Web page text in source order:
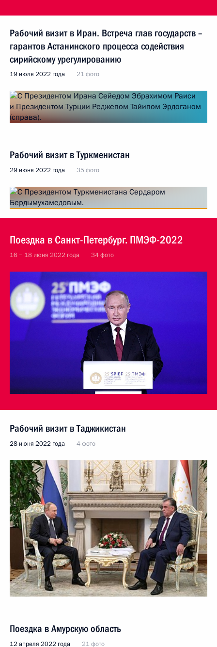
Рабочий визит в Иран. Встреча глав государств –
гарантов Астанинского процесса содействия
сирийскому урегулированию
19 июля 2022 года 21 фото
Рабочий визит в Туркменистан
29 июня 2022 года 35 фото
Поездка в Санкт-Петербург. ПМЭФ-2022
16 − 18 июня 2022 года 34 фото
Рабочий визит в Таджикистан
28 июня 2022 года 4 фото
Поездка в Амурскую область
12 апреля 2022 года 21 фото